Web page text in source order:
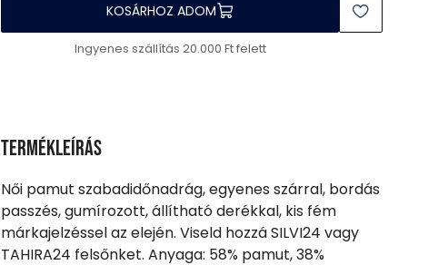
KOSÁRHOZ ADOM
Ingyenes szállítás 20.000 Ft felett
Termékleírás
Női pamut szabadidőnadrág, egyenes szárral, bordás
passzés, gumírozott, állítható derékkal, kis fém
márkajelzéssel az elején. Viseld hozzá SILVI24 vagy
TAHIRA24 felsőnket. Anyaga: 58% pamut, 38%